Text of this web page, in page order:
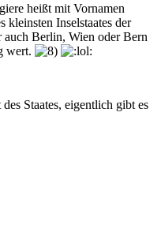
heißt mit Vornamen
kleinsten Inselstaates der
Berlin, Wien oder Bern
wert.
Staates, eigentlich gibt es